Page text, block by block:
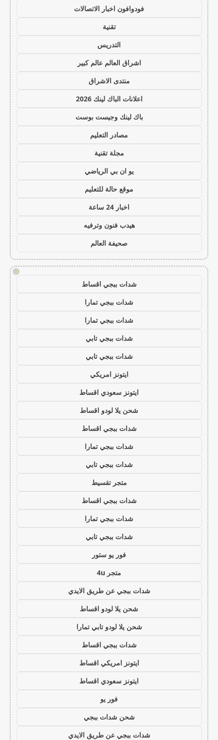
فودوافون اخبار الاتصالات
تقنية
التدريس
اشراق العالم عالم كبير
منتدى الاشراق
اعلانات الباك لينك 2026
باك لينك وجيست بوست
مصادر التعليم
مجلة تقنية
يو ان بي الرياضي
موقع حالة للتعليم
اخبار 24 ساعة
هيدب فنون وترفيه
صحيفة العالم
!
شدات ببجي اقساط
شدات ببجي تمارا
شدات ببجي تمارا
شدات ببجي تابي
شدات ببجي تابي
ايتونز امريكي
ايتونز سعودي اقساط
شحن يلا لودو اقساط
شدات ببجي اقساط
شدات ببجي تمارا
شدات ببجي تابي
متجر تقسيط
شدات ببجي اقساط
شدات ببجي تمارا
شدات ببجي تابي
فور يو ستور
متجر 4u
شدات ببجي عن طريق الايدي
شحن يلا لودو اقساط
شحن يلا لودو تابي تمارا
شدات ببجي اقساط
ايتونز امريكي اقساط
ايتونز سعودي اقساط
فور يو
شحن شدات ببجي
شدات ببجي عن طريق الايدي